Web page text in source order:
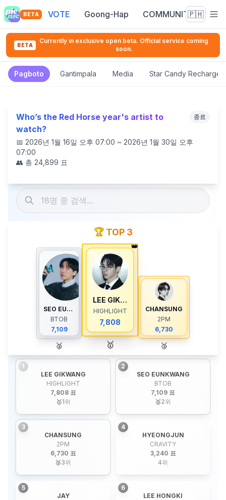
BETA VOTE Goong-Hap COMMUNITY🇵🇭
BETA
Currently in exclusive open beta. Official service coming
soon.
Pagboto Gantimpala Media Star Candy Recharge
Who’s the Red Horse year's artist to
watch?
종료
📅 2026년 1월 16일 오후 07:00 ~ 2026년 1월 30일 오후
07:00
👥 총 24,899 표
🏆 TOP 3
SEO EUNKWANG
BTOB
7,109
🥈
👑
LEE GIKWANG
HIGHLIGHT
7,808
🥇
CHANSUNG
2PM
6,730
🥉
1
LEE GIKWANG
HIGHLIGHT
7,808 표
🥇1위
2
SEO EUNKWANG
BTOB
7,109 표
🥈2위
3
CHANSUNG
2PM
6,730 표
🥉3위
4
HYEONGJUN
CRAVITY
3,240 표
4위
5
JAY
6
LEE HONGKI